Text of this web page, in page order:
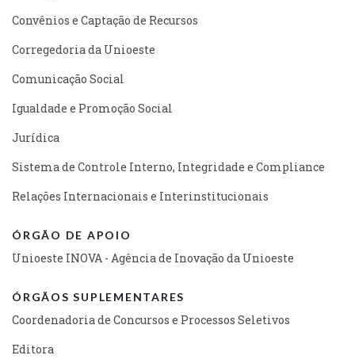
Convênios e Captação de Recursos
Corregedoria da Unioeste
Comunicação Social
Igualdade e Promoção Social
Jurídica
Sistema de Controle Interno, Integridade e Compliance
Relações Internacionais e Interinstitucionais
ÓRGÃO DE APOIO
Unioeste INOVA - Agência de Inovação da Unioeste
ÓRGÃOS SUPLEMENTARES
Coordenadoria de Concursos e Processos Seletivos
Editora